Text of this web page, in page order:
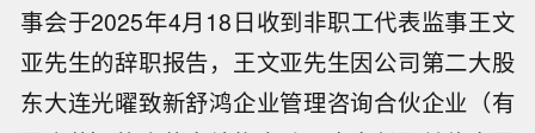
事会于2025年4月18日收到非职工代表监事王文
亚先生的辞职报告，王文亚先生因公司第二大股
东大连光曜致新舒鸿企业管理咨询合伙企业（有